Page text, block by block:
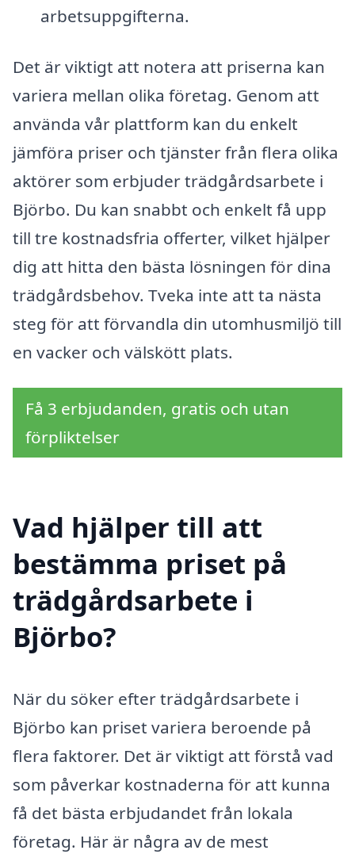
arbetsuppgifterna.
Det är viktigt att notera att priserna kan
variera mellan olika företag. Genom att
använda vår plattform kan du enkelt
jämföra priser och tjänster från flera olika
aktörer som erbjuder trädgårdsarbete i
Björbo. Du kan snabbt och enkelt få upp
till tre kostnadsfria offerter, vilket hjälper
dig att hitta den bästa lösningen för dina
trädgårdsbehov. Tveka inte att ta nästa
steg för att förvandla din utomhusmiljö till
en vacker och välskött plats.
Få 3 erbjudanden, gratis och utan
förpliktelser
Vad hjälper till att
bestämma priset på
trädgårdsarbete i
Björbo?
När du söker efter trädgårdsarbete i
Björbo kan priset variera beroende på
flera faktorer. Det är viktigt att förstå vad
som påverkar kostnaderna för att kunna
få det bästa erbjudandet från lokala
företag. Här är några av de mest